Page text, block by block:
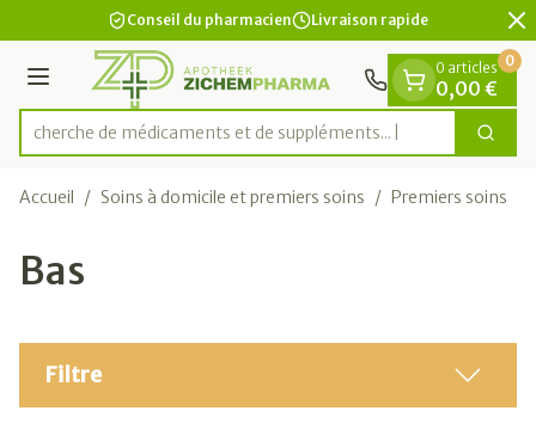
Aller au contenu
2 de 2Conseil du pharmacien Livraison rapide
Menu
Rechercher
Recherche de médicaments et
0 articles
0,00 €
0
Accueil / Soins à domicile et premiers soins / Premiers soins
Bas
Filtre